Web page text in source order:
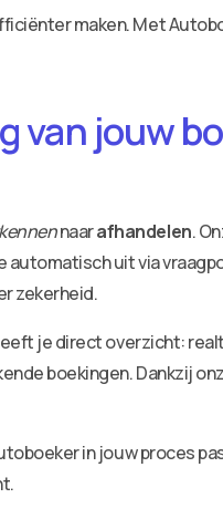
maken. Met
van jouw
naarafhandelen.
uit via
zekerheid.
je direct overzicht:
boekingen. Dankzij
in jouw proces